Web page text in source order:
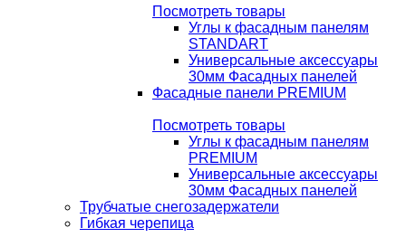
Посмотреть товары
Углы к фасадным панелям
STANDART
Универсальные аксессуары
30мм Фасадных панелей
Фасадные панели PREMIUM
Посмотреть товары
Углы к фасадным панелям
PREMIUM
Универсальные аксессуары
30мм Фасадных панелей
Трубчатые снегозадержатели
Гибкая черепица